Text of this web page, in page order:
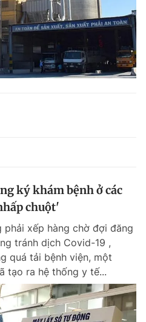
ký khám bệnh ở các
chuột'
xếp hàng chờ đợi đăng
tránh dịch Covid-19 ,
quá tải bệnh viện, một
tạo ra hệ thống y tế...